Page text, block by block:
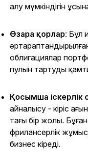
алу мүмкіндігін
Өзара қорлар: Бұл
облигациялар
пулын тартуды
Қосымша іскерлік
айналысу - кіріс
тағы бір жолы.
фрилансерлік
бизнес кіреді.